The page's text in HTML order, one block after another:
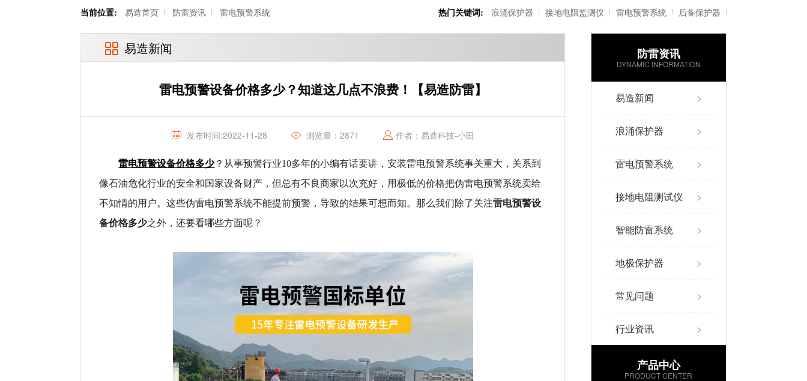
当前位置: 易造首页 防雷资讯 雷电预警系统 热门关键词: 浪涌保护器 接地电阻监测仪 雷电预警系统 后备保护器
雷电记录仪 智能防雷系统
易造新闻
雷电预警设备价格多少？知道这几点不浪费！【易造防雷】
发布时间:2022-11-28 浏览量：2871 作者：易造科技-小田
雷电预警设备价格多少？从事预警行业10多年的小编有话要讲，安装雷电预警系统事关重大，关系到
像石油危化行业的安全和国家设备财产，但总有不良商家以次充好，用极低的价格把伪雷电预警系统卖给
不知情的用户。这些伪雷电预警系统不能提前预警，导致的结果可想而知。那么我们除了关注雷电预警设
备价格多少之外，还要看哪些方面呢？
防雷资讯
DYNAMIC INFORMATION
易造新闻 >
浪涌保护器 >
雷电预警系统 >
接地电阻测试仪 >
智能防雷系统 >
地极保护器 >
常见问题 >
行业资讯 >
产品中心
PRODUCT CENTER